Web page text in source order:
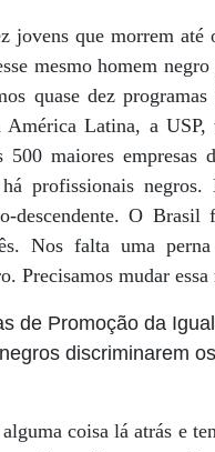
jovens que morrem
mesmo homem
quase dez
Latina, a
500 maiores
profissionais
descendente. O
Nos falta uma
Precisamos mudar essa
de Promoção da
discriminarem
coisa lá atrás e